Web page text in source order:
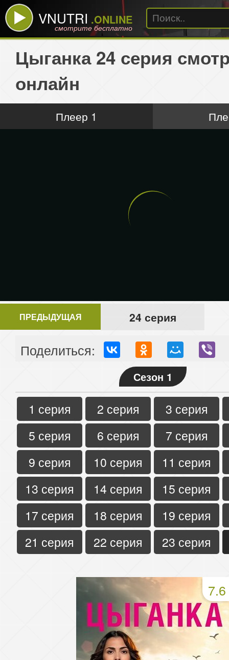
VNUTRI .ONLINE
смотрите бесплатно
Цыганка 24 серия
онлайн
Плеер 1
ПРЕДЫДУЩАЯ 24 серия
Поделиться:
Сезон 1
1 серия 2 серия
3 серия
5 серия
6 серия
7 серия
9 серия
10 серия
11 серия
13 серия
14 серия
15 серия
17 серия
18 серия
19 серия
21 серия
22 серия 23 серия
7.6